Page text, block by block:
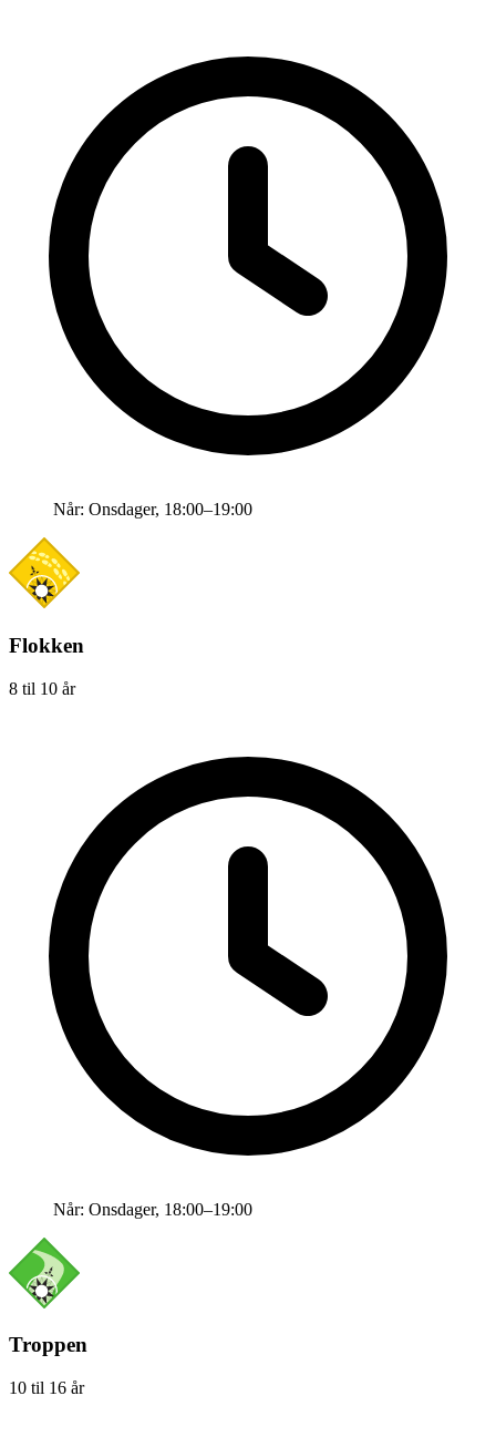
Når: Onsdager, 18:00–19:00
Flokken
8 til 10 år
Når: Onsdager, 18:00–19:00
Troppen
10 til 16 år